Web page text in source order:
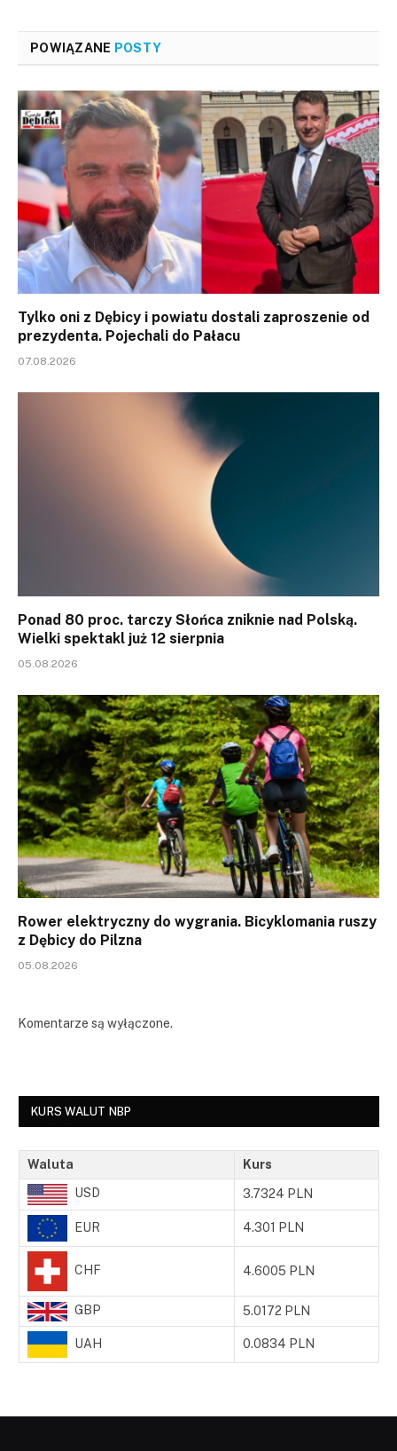
POWIĄZANE POSTY
Tylko oni z Dębicy i powiatu dostali zaproszenie od
prezydenta. Pojechali do Pałacu
07.08.2026
Ponad 80 proc. tarczy Słońca zniknie nad Polską.
Wielki spektakl już 12 sierpnia
05.08.2026
Rower elektryczny do wygrania. Bicyklomania ruszy
z Dębicy do Pilzna
05.08.2026
Komentarze są wyłączone.
KURS WALUT NBP
Waluta Kurs
USD 3.7324 PLN
EUR 4.301 PLN
CHF 4.6005 PLN
GBP 5.0172 PLN
UAH 0.0834 PLN